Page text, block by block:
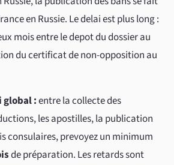
en Russie. Le delai est plus long :
mois entre le depot du dossier au
du certificat de non-opposition au
:entre la collecte des
les apostilles, la publication
consulaires, prevoyez un minimum
de préparation. Les retards sont